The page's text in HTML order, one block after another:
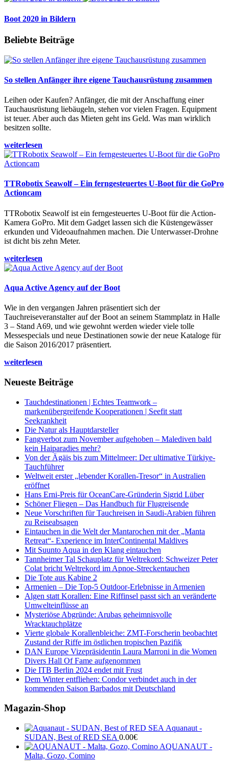
Boot 2020 in Bildern
Beliebte Beiträge
So stellen Anfänger ihre eigene Tauchausrüstung zusammen
Leihen oder Kaufen? Anfänger, die mit der Anschaffung einer
Tauchausrüstung liebäugeln, stehen vor vielen Fragen. Equipment
ist teuer. Aber auch das Mieten geht ins Geld. Was man wirklich
besitzen sollte.
weiterlesen
TTRobotix Seawolf – Ein ferngesteuertes U-Boot für die GoPro
Actioncam
TTRobotix Seawolf ist ein ferngesteuertes U-Boot für die Action-
Kamera GoPro. Mit dem Gadget lassen sich die Küstengewässer
erkunden und Videoaufnahmen machen. Die Unterwasser-Drohne
ist dicht bis zehn Meter.
weiterlesen
Aqua Active Agency auf der Boot
Wie in den vergangen Jahren präsentiert sich der
Tauchreiseveranstalter auf der Boot an seinem Stammplatz in Halle
3 – Stand A69, und wie gewohnt werden wieder viele tolle
Messespecials und neue Destinationen sowie der neue Kataloge für
die Saison 2016/2017 präsentiert.
weiterlesen
Neueste Beiträge
Tauchdestinationen | Echtes Teamwork –
markenübergreifende Kooperationen | Seefit statt
Seekrankheit
Die Natur als Hauptdarsteller
Fangverbot zum November aufgehoben – Malediven bald
kein Haiparadies mehr?
Von der Ägäis bis zum Mittelmeer: Der ultimative Türkiye-
Tauchführer
Weltweit erster „lebender Korallen-Tresor“ in Australien
eröffnet
Hans Erni-Preis für OceanCare-Gründerin Sigrid Lüber
Schöner Fliegen – Das Handbuch für Flugreisende
Neue Vorschriften für Tauchreisen in Saudi-Arabien führen
zu Reiseabsagen
Eintauchen in die Welt der Mantarochen mit der „Manta
Retreat“- Experience im InterContinental Maldives
Mit Suunto Aqua in den Klang eintauchen
Tannheimer Tal Schauplatz für Weltrekord: Schweizer Peter
Colat bricht Weltrekord im Apnoe-Streckentauchen
Die Tote aus Kabine 2
Armenien – Die Top-5 Outdoor-Erlebnisse in Armenien
Algen statt Korallen: Eine Riffinsel passt sich an veränderte
Umwelteinflüsse an
Mysteriöse Abgründe: Arubas geheimnisvolle
Wracktauchplätze
Vierte globale Korallenbleiche: ZMT-Forscherin beobachtet
Zustand der Riffe im östlichen tropischen Pazifik
DAN Europe Vizepräsidentin Laura Marroni in die Women
Divers Hall Of Fame aufgenommen
Die ITB Berlin 2024 endet mit Frust
Dem Winter entfliehen: Condor verbindet auch in der
kommenden Saison Barbados mit Deutschland
Magazin-Shop
Aquanaut -
SUDAN, Best of RED SEA 0.00€
AQUANAUT -
Malta, Gozo, Comino